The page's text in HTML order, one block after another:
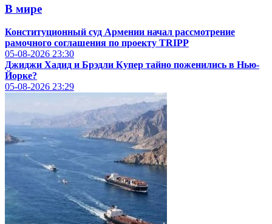
В мире
Конституционный суд Армении начал рассмотрение
рамочного соглашения по проекту TRIPP
05-08-2026 23:30
Джиджи Хадид и Брэдли Купер тайно поженились в Нью-
Йорке?
05-08-2026 23:29